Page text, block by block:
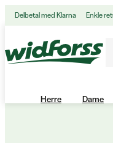
Delbetal med Klarna Enkle
Herre Dame